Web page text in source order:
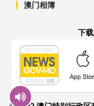
澳门相簿
下